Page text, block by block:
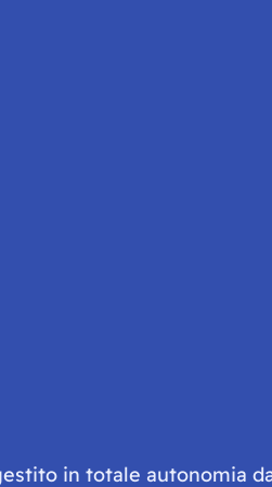
in totale autonomia